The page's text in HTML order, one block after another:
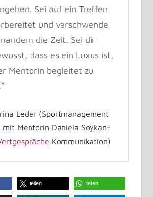
Sei auf ein Treffen
und verschwende
die Zeit. Sei dir
dass es ein Luxus ist,
Mentorin begleitet zu
Leder (Sportmanagement
mit Mentorin Daniela Soykan-
Kommunikation)
teilen teilen